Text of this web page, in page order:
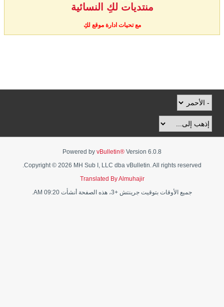
منتديات لكِ النسائية
مع تحيات ادارة موقع لكِ
Powered by vBulletin® Version 6.0.8
Copyright © 2026 MH Sub I, LLC dba vBulletin. All rights reserved.
Translated By Almuhajir
جميع الأوقات بتوقيت جرينتش +3، هذه الصفحة أنشأت 09:20 AM.